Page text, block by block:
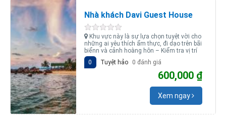
Nhà khách Davi Guest House
Khu vực này là sự lựa chọn tuyệt vời cho
những ai yêu thích ẩm thực, đi dạo trên bãi
biểnn và cảnh hoàng hôn – Kiểm tra vị trí
Tuyệt hảo
0 đánh giá
0
600,000 ₫
Xem ngay